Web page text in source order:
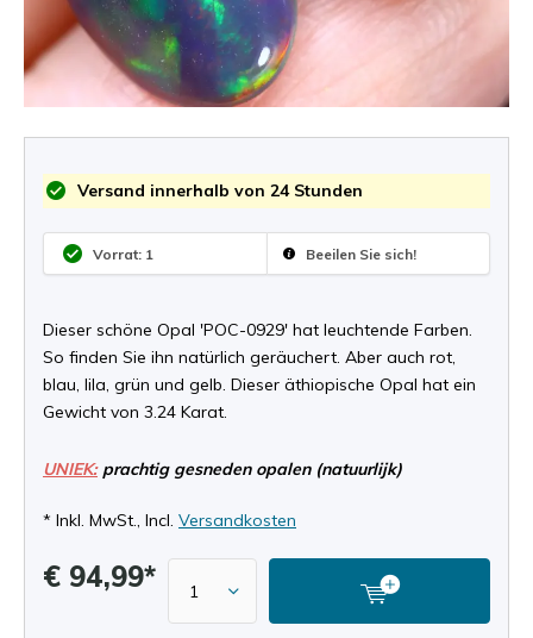
Versand innerhalb von 24 Stunden
Vorrat: 1 Beeilen Sie sich!
Dieser schöne Opal 'POC-0929' hat leuchtende Farben.
So finden Sie ihn natürlich geräuchert. Aber auch rot,
blau, lila, grün und gelb. Dieser äthiopische Opal hat ein
Gewicht von 3.24 Karat.
UNIEK:prachtig gesneden opalen (natuurlijk)
* Inkl. MwSt., Incl. Versandkosten
€ 94,99*